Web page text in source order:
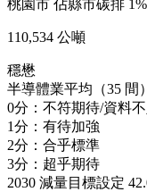
桃園市 佔縣市碳排 1%
110,534 公噸
穩懋
半導體業平均（35 間）
0分：不符期待/資料
1分：有待加強
2分：合乎標準
3分：超乎期待
2030 減量目標設定